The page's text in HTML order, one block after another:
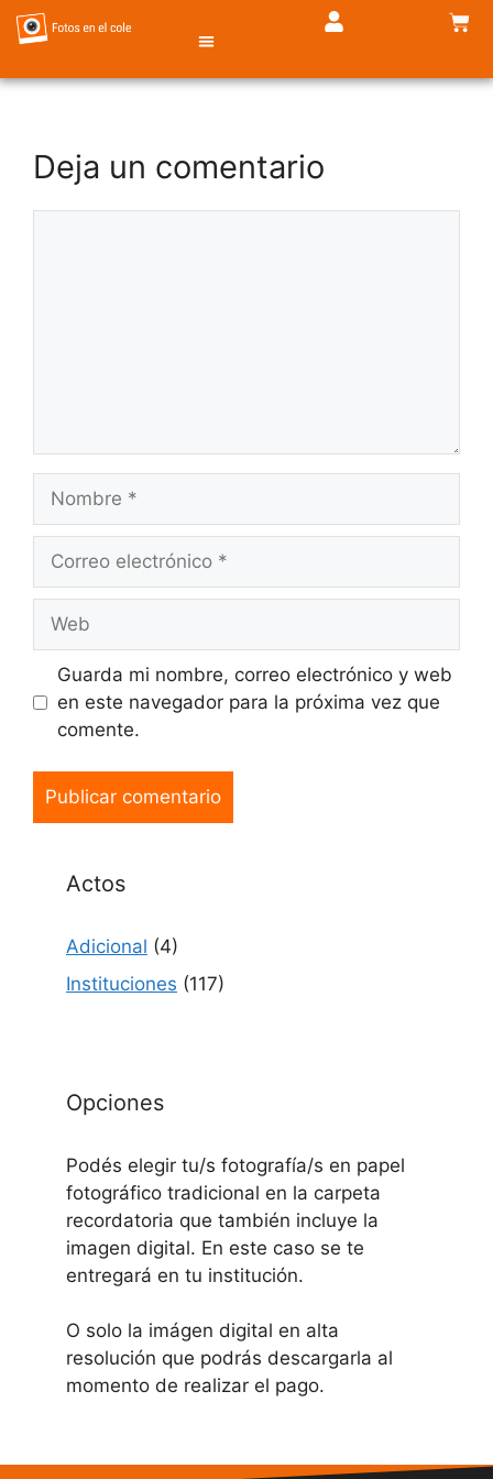
Deja un comentario
Guarda mi nombre, correo electrónico y web
en este navegador para la próxima vez que
comente.
Actos
Adicional (4)
Instituciones (117)
Opciones
Podés elegir tu/s fotografía/s en papel
fotográfico tradicional en la carpeta
recordatoria que también incluye la
imagen digital. En este caso se te
entregará en tu institución.
O solo la imágen digital en alta
resolución que podrás descargarla al
momento de realizar el pago.